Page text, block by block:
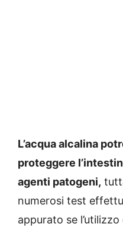
L’acqua alcalina
proteggere
agenti patogeni,
numerosi test
appurato se